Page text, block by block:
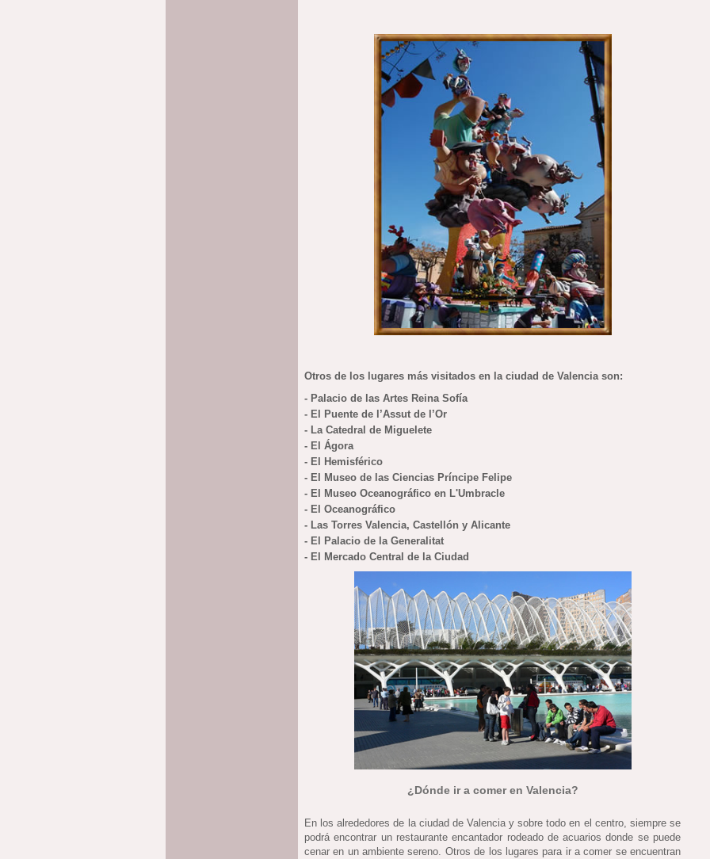
Otros de los lugares más visitados en la ciudad de Valencia son:
- Palacio de las Artes Reina Sofía
- El Puente de l’Assut de l’Or
- La Catedral de Miguelete
- El Ágora
- El Hemisférico
- El Museo de las Ciencias Príncipe Felipe
- El Museo Oceanográfico en L'Umbracle
- El Oceanográfico
- Las Torres Valencia, Castellón y Alicante
- El Palacio de la Generalitat
- El Mercado Central de la Ciudad
¿Dónde ir a comer en Valencia?
En los alrededores de la ciudad de Valencia y sobre todo en el centro, siempre se
podrá encontrar un restaurante encantador rodeado de acuarios donde se puede
cenar en un ambiente sereno. Otros de los lugares para ir a comer se encuentran